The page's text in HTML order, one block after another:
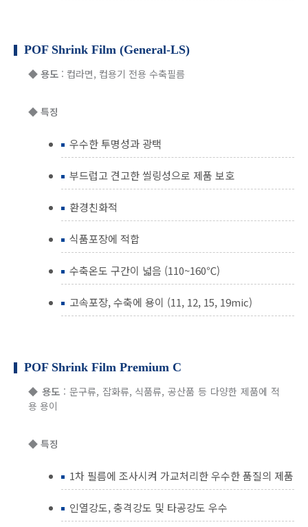
POF Shrink Film (General-LS)
◆ 용도 : 컵라면, 컵용기 전용 수축필름
◆ 특징
우수한 투명성과 광택
부드럽고 견고한 씰링성으로 제품 보호
환경친화적
식품포장에 적합
수축온도 구간이 넓음 (110~160℃)
고속포장, 수축에 용이 (11, 12, 15, 19mic)
POF Shrink Film Premium C
◆ 용도: 문구류, 잡화류, 식품류, 공산품 등 다양한 제품에 적
용 용이
◆ 특징
1차 필름에 조사시켜 가교처리한 우수한 품질의 제품
인열강도, 충격강도 및 타공강도 우수